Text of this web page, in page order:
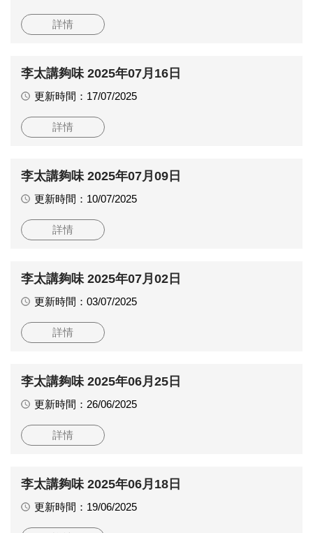
詳情
李太講夠味 2025年07月16日
更新時間：17/07/2025
詳情
李太講夠味 2025年07月09日
更新時間：10/07/2025
詳情
李太講夠味 2025年07月02日
更新時間：03/07/2025
詳情
李太講夠味 2025年06月25日
更新時間：26/06/2025
詳情
李太講夠味 2025年06月18日
更新時間：19/06/2025